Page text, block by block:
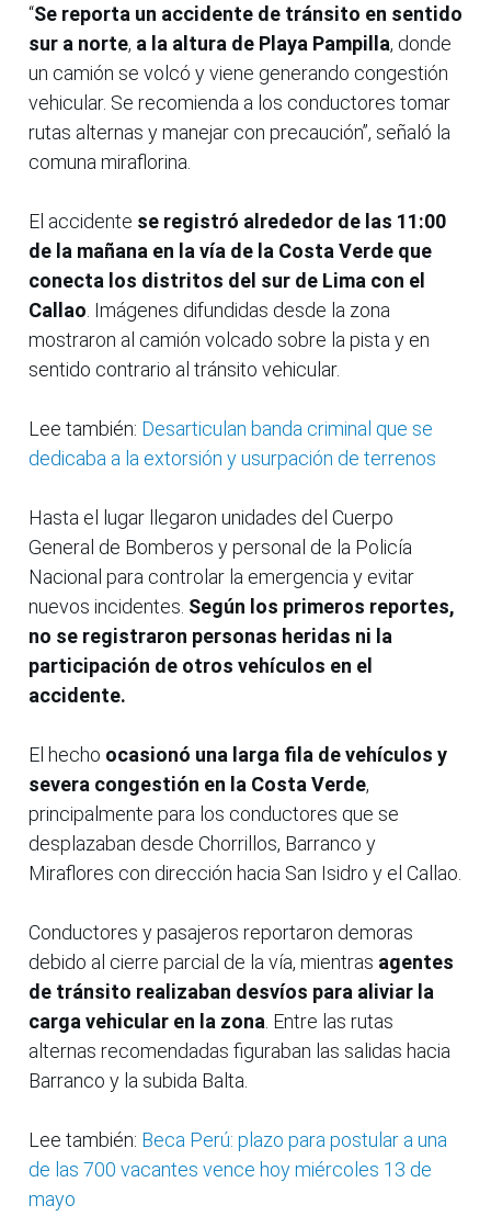
“Se reporta un accidente de tránsito en sentido
sur a norte, a la altura de Playa Pampilla, donde
un camión se volcó y viene generando congestión
vehicular. Se recomienda a los conductores tomar
rutas alternas y manejar con precaución”, señaló la
comuna miraflorina.
El accidente se registró alrededor de las 11:00
de la mañana en la vía de la Costa Verde que
conecta los distritos del sur de Lima con el
Callao . Imágenes difundidas desde la zona
mostraron al camión volcado sobre la pista y en
sentido contrario al tránsito vehicular.
Lee también: Desarticulan banda criminal que se
dedicaba a la extorsión y usurpación de terrenos
Hasta el lugar llegaron unidades del Cuerpo
General de Bomberos y personal de la Policía
Nacional para controlar la emergencia y evitar
nuevos incidentes. Según los primeros reportes,
no se registraron personas heridas ni la
participación de otros vehículos en el
accidente.
El hecho ocasionó una larga fila de vehículos y
severa congestión en la Costa Verde,
principalmente para los conductores que se
desplazaban desde Chorrillos, Barranco y
Miraflores con dirección hacia San Isidro y el Callao.
Conductores y pasajeros reportaron demoras
debido al cierre parcial de la vía, mientras agentes
de tránsito realizaban desvíos para aliviar la
carga vehicular en la zona . Entre las rutas
alternas recomendadas figuraban las salidas hacia
Barranco y la subida Balta.
Lee también: Beca Perú: plazo para postular a una
de las 700 vacantes vence hoy miércoles 13 de
mayo